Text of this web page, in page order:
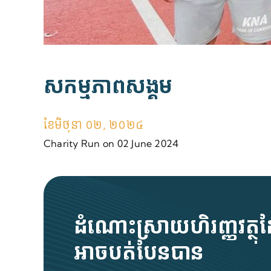
សកម្មភាពសង្គម
ខែ​មិថុនា ០២, ២០២៤
Charity Run on 02 June 2024
ដំណោះស្រាយហិរញ្ញវត្ថុ
អាចបត់បែនបាន